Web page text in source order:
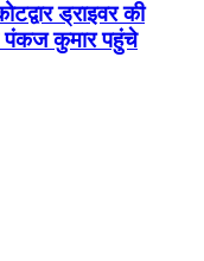
ड्राइवर की
पंकज कुमार पहुंचे